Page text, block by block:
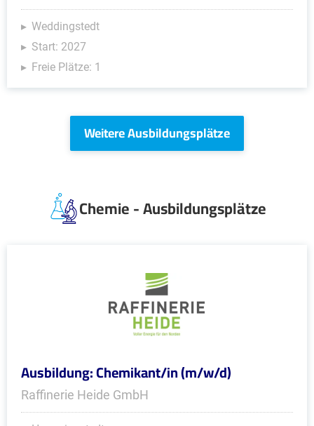
Weddingstedt
Start: 2027
Freie Plätze: 1
Weitere Ausbildungsplätze
Chemie - Ausbildungsplätze
Ausbildung: Chemikant/in (m/w/d)
Raffinerie Heide GmbH